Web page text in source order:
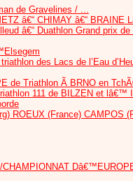
de Gravelines / ...
â€“ CHIMAY â€“ BRAINE
â€“ Duathlon Grand prix de
des Lacs de l’Eau
de Triathlon Ã BRNO en
111 de BILZEN et lâ€™
ROEUX (France) CAMPOS